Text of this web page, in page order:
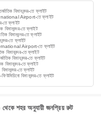
বিমানবন্দর-তে ফ্লাইট
Airport-তে ফ্লাইট
তে ফ্লাইট
বিমানবন্দর-তে ফ্লাইট
বিমানবন্দর-তে ফ্লাইট
তে ফ্লাইট
Airport-তে ফ্লাইট
বিমানবন্দর-তে ফ্লাইট
বিমানবন্দর-তে ফ্লাইট
বিমানবন্দর-তে ফ্লাইট
তে ফ্লাইট
বিমানবন্দর-তে ফ্লাইট
থেকে শহর অনুযায়ী জনপ্রিয় রুট